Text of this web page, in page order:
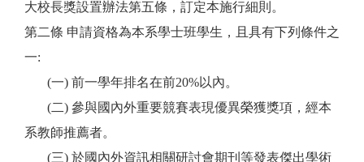
大校長獎設置辦法第五條，訂定本施行細則。
第二條 申請資格為本系學士班學生，且具有下列條件之
一:
(一) 前一學年排名在前20%以內。
(二) 參與國內外重要競賽表現優異榮獲獎項，經本
系教師推薦者。
(三) 於國內外資訊相關研討會期刊等發表傑出學術